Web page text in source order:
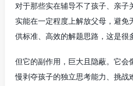
对于那些实在辅导不了孩子、亲子
实能在一定程度上解放父母，避免
供标准、高效的解题思路，这是很
但它的副作用，巨大且隐蔽。它会
慢剥夺孩子的独立思考能力、挑战